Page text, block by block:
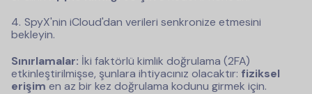
SpyX'nin iCloud'dan verileri senkronize etmesini
bekleyin.
Sınırlamalar: İki faktörlü kimlik doğrulama (2FA)
etkinleştirilmişse, şunlara ihtiyacınız olacaktır: fiziksel
erişim en az bir kez doğrulama kodunu girmek için.